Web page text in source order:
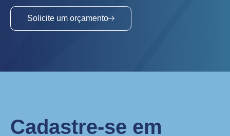
Solicite um orçamento
Cadastre-se em